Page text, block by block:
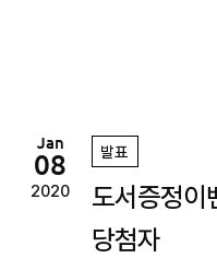
Jan
08
2020
발표
도서증정
당첨자